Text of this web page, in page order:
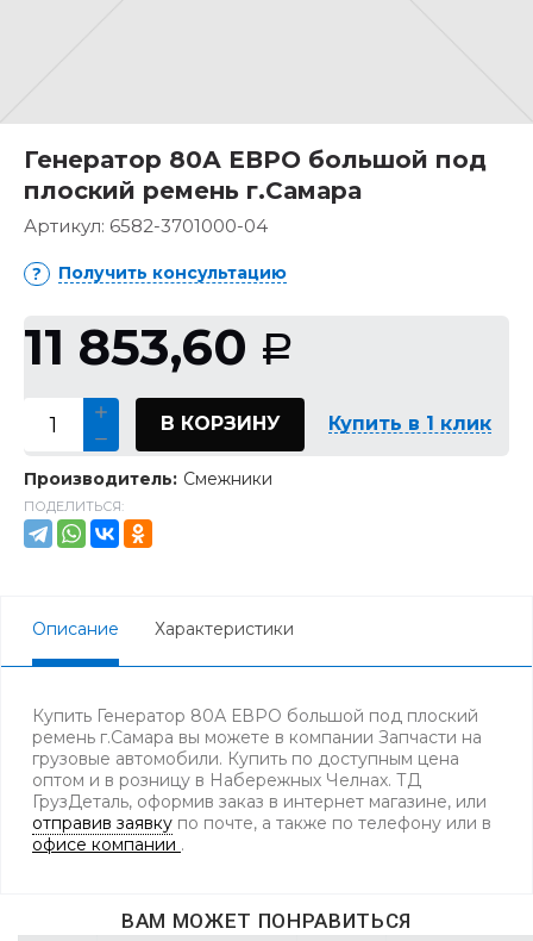
Генератор 80А ЕВРО большой под
плоский ремень г.Самара
Артикул: 6582-3701000-04
Получить консультацию
11 853,60 Р
В КОРЗИНУ Купить в 1 клик
Производитель: Смежники
ПОДЕЛИТЬСЯ:
Описание Характеристики
Купить Генератор 80А ЕВРО большой под плоский
ремень г.Самара вы можете в компании Запчасти на
грузовые автомобили. Купить по доступным цена
оптом и в розницу в Набережных Челнах. ТД
ГрузДеталь, оформив заказ в интернет магазине, или
отправив заявку по почте, а также по телефону или в
офисе компании .
ВАМ МОЖЕТ ПОНРАВИТЬСЯ